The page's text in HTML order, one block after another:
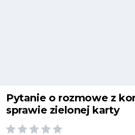
Pytanie o rozmowe z
sprawie zielonej karty